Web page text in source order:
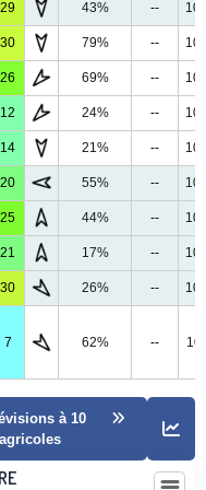
29 43% --
30 79% --
26 69% --
12 24% --
14 21% --
20 55% --
25 44% --
21 17% --
30 26% --
7 62% --
à 10